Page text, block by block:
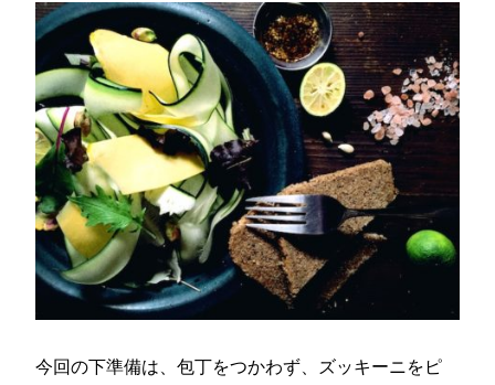
今回の下準備は、包丁をつかわず、ズッキーニをピ